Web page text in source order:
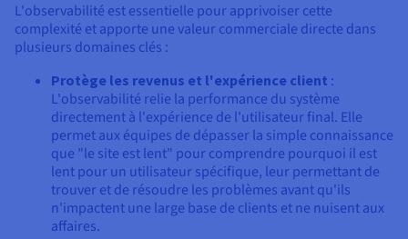
L'observabilité est essentielle pour apprivoiser cette
complexité et apporte une valeur commerciale directe dans
plusieurs domaines clés :
Protège les revenus et l'expérience client :
L'observabilité relie la performance du système
directement à l'expérience de l'utilisateur final. Elle
permet aux équipes de dépasser la simple connaissance
que "le site est lent" pour comprendre pourquoi il est
lent pour un utilisateur spécifique, leur permettant de
trouver et de résoudre les problèmes avant qu'ils
n'impactent une large base de clients et ne nuisent aux
affaires.